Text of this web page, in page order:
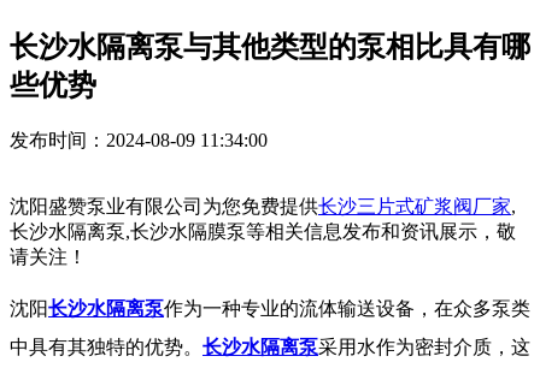
长沙水隔离泵与其他类型的泵相比具有哪
些优势
发布时间：2024-08-09 11:34:00
沈阳盛赞泵业有限公司为您免费提供长沙三片式矿浆阀厂家,
长沙水隔离泵,长沙水隔膜泵等相关信息发布和资讯展示，敬
请关注！
沈阳长沙水隔离泵作为一种专业的流体输送设备，在众多泵类
中具有其独特的优势。 长沙水隔离泵采用水作为密封介质，这